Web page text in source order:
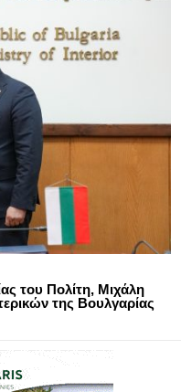
του Πολίτη, Μιχάλη
της Βουλγαρίας